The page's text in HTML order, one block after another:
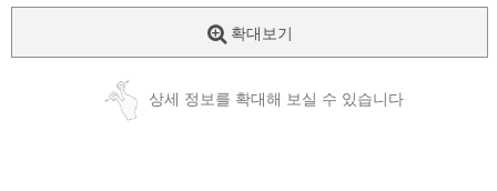
확대보기
상세 정보를 확대해 보실 수 있습니다